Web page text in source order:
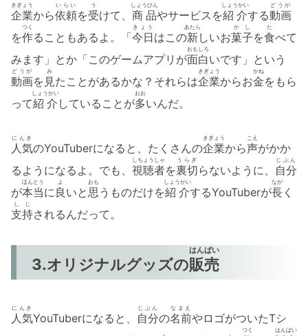
企業
きぎょう
から依頼
いらい
を受
う
けて、 商品
しょうひん
やサービスを紹介
しょうかい
する動画
どうが
を作
つく
ることもあるよ。「今日
きょう
はこの新
あたら
しいお菓子
かし
を食
た
べて
みます」とか「このゲームアプリが面白
おもしろ
いです」という
動画
どうが
を 見
み
たことがあるかな？それらは企業
きぎょう
からお金
かね
をもら
って紹介
しょうかい
していることが多
おお
いんだ。
人気
にんき
のYouTuberになると、たくさんの企業
きぎょう
から声
こえ
がかか
るようになるよ。でも、 視聴者
しちょうしゃ
を裏切
うらぎ
らないように、 自分
じぶん
が本当
ほんとう
に 良
よ
いと 思
おも
うものだけを紹介
しょうかい
するYouTuberが長
なが
く
支持
しじ
されるんだって。
3.オリジナルグッズの販売
はんばい
人気
にんき
YouTuberになると、 自分
じぶん
の名前
なまえ
やロゴがついたTシ
つく はんばい